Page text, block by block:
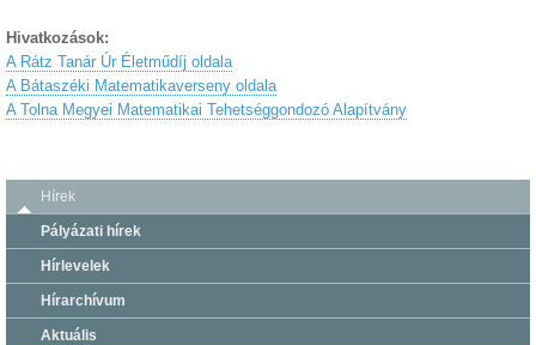
Hivatkozások:
A Rátz Tanár Úr Életműdíj oldala
A Bátaszéki Matematikaverseny oldala
A Tolna Megyei Matematikai Tehetséggondozó Alapítvány
Hírek
Pályázati hírek
Hírlevelek
Hírarchívum
Aktuális